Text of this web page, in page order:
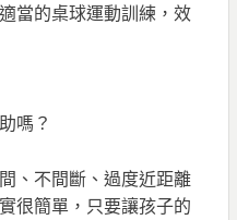
當的桌球運動訓練，效
嗎？
、不間斷、過度近距離
很簡單，只要讓孩子的